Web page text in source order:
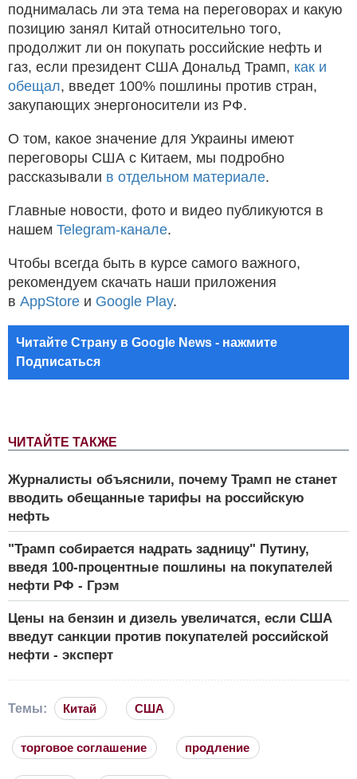
ЧИТАЙТЕ ТАКЖЕ
Журналисты объяснили, почему Трамп не станет
вводить обещанные тарифы на российскую
нефть
"Трамп собирается надрать задницу" Путину,
введя 100-процентные пошлины на покупателей
нефти РФ - Грэм
Цены на бензин и дизель увеличатся, если США
введут санкции против покупателей российской
нефти - эксперт
поднималась ли эта тема на переговорах и какую
позицию занял Китай относительно того,
продолжит ли он покупать российские нефть и
газ, если президент США Дональд Трамп, как и
обещал, введет 100% пошлины против стран,
закупающих энергоносители из РФ.
О том, какое значение для Украины имеют
переговоры США с Китаем, мы подробно
рассказывали в отдельном материале.
Главные новости, фото и видео публикуются в
нашем Telegram-канале.
Чтобы всегда быть в курсе самого важного,
рекомендуем скачать наши приложения
в AppStore и Google Play.
Читайте Страну в Google News - нажмите
Подписаться
Темы: Китай США
торговое соглашение продление